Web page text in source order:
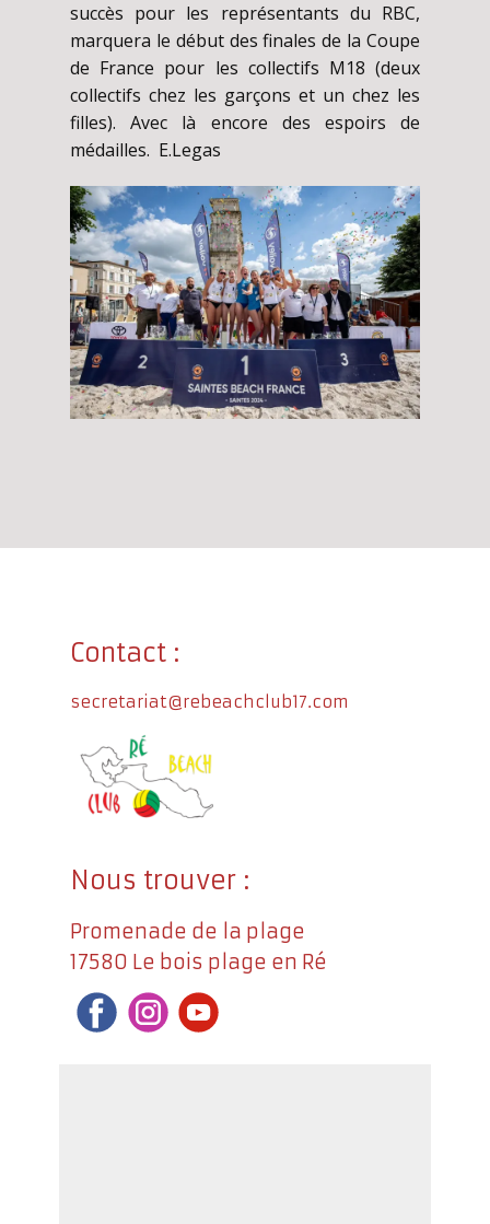
succès pour les représentants du RBC,
marquera le début des finales de la Coupe
de France pour les collectifs M18 (deux
collectifs chez les garçons et un chez les
filles). Avec là encore des espoirs de
médailles. E.Legas
Contact :
secretariat@rebeachclub17.com
Nous trouver :
Promenade de la plage
17580 Le bois plage en Ré